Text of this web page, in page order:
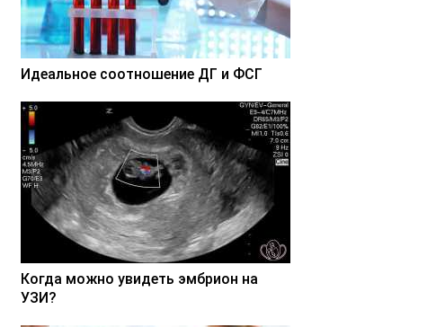
Идеальное соотношение ДГ и ФСГ
Когда можно увидеть эмбрион на
УЗИ?